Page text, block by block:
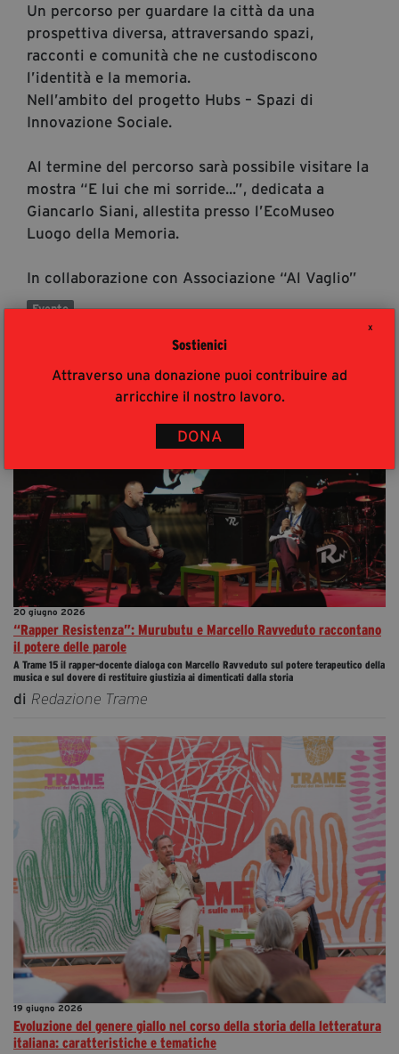
X
Sostienici
Attraverso una donazione puoi contribuire ad
arricchire il nostro lavoro.
DONA
Un percorso per guardare la città da una
prospettiva diversa, attraversando spazi,
racconti e comunità che ne custodiscono
l’identità e la memoria.
Nell’ambito del progetto Hubs – Spazi di
Innovazione Sociale.
Al termine del percorso sarà possibile visitare la
mostra “E lui che mi sorride...”, dedicata a
Giancarlo Siani, allestita presso l’EcoMuseo
Luogo della Memoria.
In collaborazione con Associazione “Al Vaglio”
Evento
20 giugno 2026
“Rapper Resistenza”: Murubutu e Marcello Ravveduto raccontano
il potere delle parole
A Trame 15 il rapper-docente dialoga con Marcello Ravveduto sul potere terapeutico della
musica e sul dovere di restituire giustizia ai dimenticati dalla storia
di Redazione Trame
19 giugno 2026
Evoluzione del genere giallo nel corso della storia della letteratura
italiana: caratteristiche e tematiche